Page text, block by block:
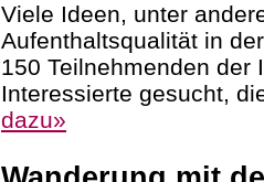
Viele Ideen, unter
Aufenthaltsqualität in
150 Teilnehmenden der
Interessierte gesucht,
dazu»